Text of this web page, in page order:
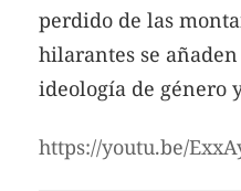
perdido de las
hilarantes se
ideología de género
https://youtu.be/